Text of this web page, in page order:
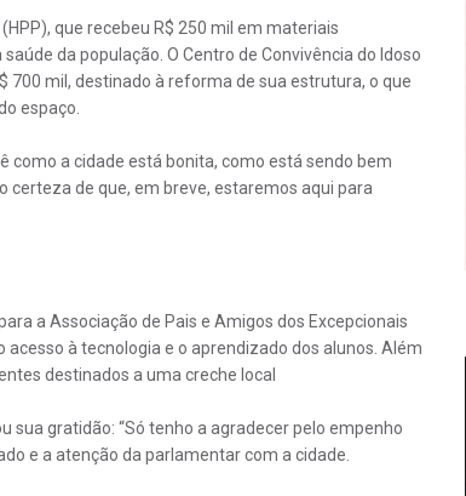
que recebeu R$ 250 mil em materiais
da população. O Centro de Convivência do Idoso
mil, destinado à reforma de sua estrutura, o que
espaço.
como a cidade está bonita, como está sendo bem
certeza de que, em breve, estaremos aqui para
a Associação de Pais e Amigos dos Excepcionais
à tecnologia e o aprendizado dos alunos. Além
destinados a uma creche local
sua gratidão: “Só tenho a agradecer pelo empenho
e a atenção da parlamentar com a cidade.